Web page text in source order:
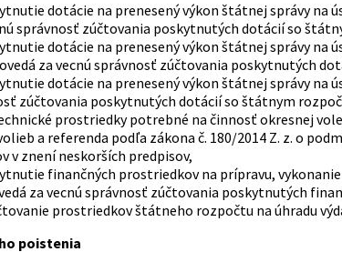
dotácie na prenesený výkon štátnej správy na
správnosť zúčtovania poskytnutých dotácií so
dotácie na prenesený výkon štátnej správy na
za vecnú správnosť zúčtovania poskytnutých
dotácie na prenesený výkon štátnej správy na
zúčtovania poskytnutých dotácií so štátnym
prostriedky potrebné na činnosť okresnej
a referenda podľa zákona č. 180/2014 Z. z. o
v znení neskorších predpisov,
finančných prostriedkov na prípravu,
za vecnú správnosť zúčtovania poskytnutých
prostriedkov štátneho rozpočtu na úhradu
poistenia